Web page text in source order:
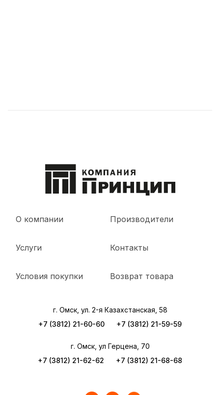
О компании
Услуги
Условия покупки
Производители
Контакты
Возврат товара
г. Омск, ул. 2-я Казахстанская, 58
+7 (3812) 21-60-60
+7 (3812) 21-59-59
г. Омск, ул Герцена, 70
+7 (3812) 21-62-62
+7 (3812) 21-68-68